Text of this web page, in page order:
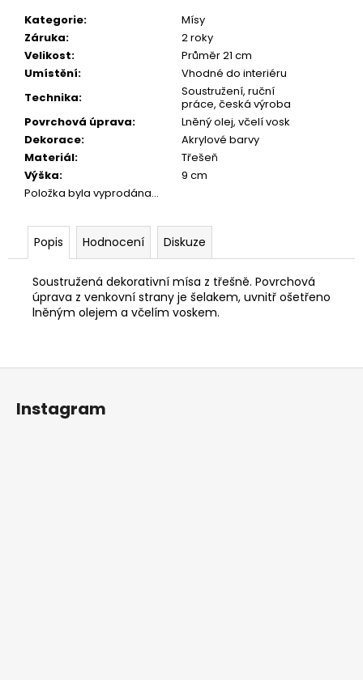
Kategorie:
Mísy
Záruka:
2 roky
Velikost:
Průměr 21 cm
Umístění:
Vhodné do interiéru
Technika:
Soustružení, ruční
práce, česká výroba
Povrchová úprava:
Lněný olej, včelí vosk
Dekorace:
Akrylové barvy
Materiál:
Třešeň
Výška:
9 cm
Položka byla vyprodána…
Popis Hodnocení Diskuze
Soustružená dekorativní mísa z třešně. Povrchová
úprava z venkovní strany je šelakem, uvnitř ošetřeno
lněným olejem a včelím voskem.
e
m
e
PRACOVNÍ
STŮL
BOHEMIA
8
740
Kč
Z
Instagram